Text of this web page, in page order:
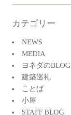
カテゴリー
NEWS
MEDIA
ヨネダのBLOG
建築巡礼
ことば
小屋
STAFF BLOG